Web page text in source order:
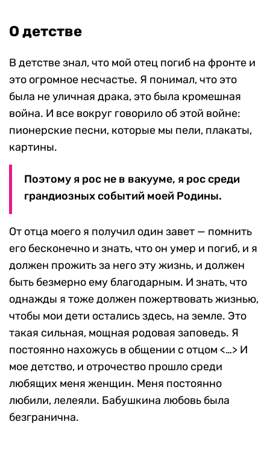
О детстве
В детстве знал, что мой отец погиб на фронте и
это огромное несчастье. Я понимал, что это
была не уличная драка, это была кромешная
война. И все вокруг говорило об этой войне:
пионерские песни, которые мы пели, плакаты,
картины.
Поэтому я рос не в вакууме, я рос среди
грандиозных событий моей Родины.
От отца моего я получил один завет — помнить
его бесконечно и знать, что он умер и погиб, и я
должен прожить за него эту жизнь, и должен
быть безмерно ему благодарным. И знать, что
однажды я тоже должен пожертвовать жизнью,
чтобы мои дети остались здесь, на земле. Это
такая сильная, мощная родовая заповедь. Я
постоянно нахожусь в общении с отцом <…> И
мое детство, и отрочество прошло среди
любящих меня женщин. Меня постоянно
любили, лелеяли. Бабушкина любовь была
безгранична.